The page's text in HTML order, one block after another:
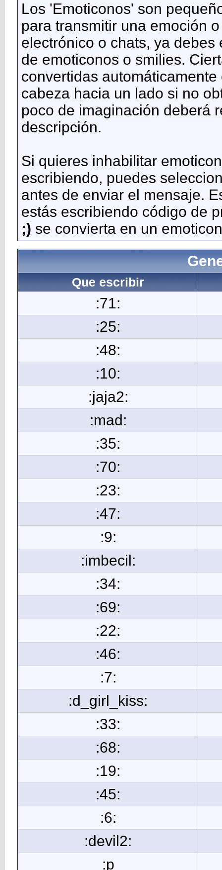
Los 'Emoticonos' son
para transmitir una emoción
electrónico o chats, ya
de emoticonos o smilies.
convertidas
cabeza hacia un lado si no
poco de imaginación deberá
descripción.
Si quieres inhabilitar
escribiendo, puedes
antes de enviar el mensaje.
estás escribiendo código de
;) se convierta en un
Que escribir
:71:
:25:
:48:
:10:
:jaja2:
:mad:
:35:
:70:
:23:
:47:
:9:
:imbecil:
:34:
:69:
:22:
:46:
:7:
:d_girl_kiss:
:33:
:68:
:19:
:45:
:6:
:devil2:
:p